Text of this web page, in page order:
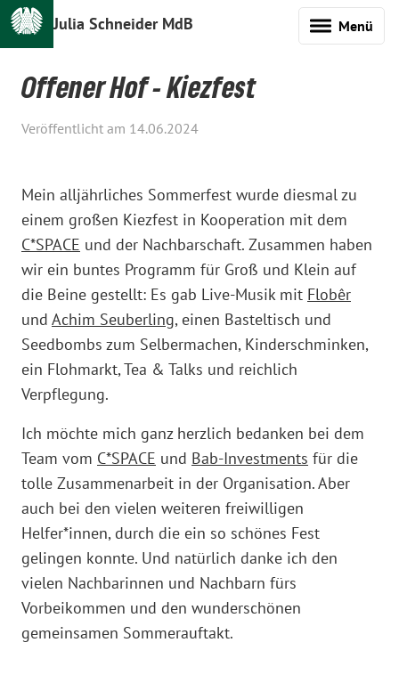
Julia Schneider MdB Menü
Offener Hof - Kiezfest
Veröffentlicht am 14.06.2024
Mein alljährliches Sommerfest wurde diesmal zu
einem großen Kiezfest in Kooperation mit dem
C*SPACE und der Nachbarschaft. Zusammen haben
wir ein buntes Programm für Groß und Klein auf
die Beine gestellt: Es gab Live-Musik mit Flobêr
und Achim Seuberling, einen Basteltisch und
Seedbombs zum Selbermachen, Kinderschminken,
ein Flohmarkt, Tea & Talks und reichlich
Verpflegung.
Ich möchte mich ganz herzlich bedanken bei dem
Team vom C*SPACE und Bab-Investments für die
tolle Zusammenarbeit in der Organisation. Aber
auch bei den vielen weiteren freiwilligen
Helfer*innen, durch die ein so schönes Fest
gelingen konnte. Und natürlich danke ich den
vielen Nachbarinnen und Nachbarn fürs
Vorbeikommen und den wunderschönen
gemeinsamen Sommerauftakt.